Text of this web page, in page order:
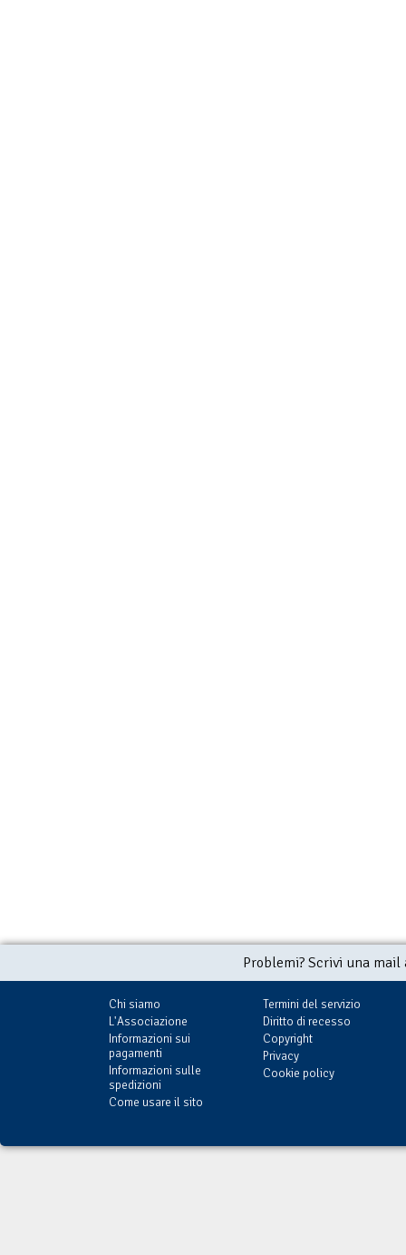
Problemi? Scrivi una
Chi siamo
L'Associazione
Informazioni sui
pagamenti
Informazioni sulle
spedizioni
Come usare il sito
Termini del servizio
Diritto di recesso
Copyright
Privacy
Cookie policy